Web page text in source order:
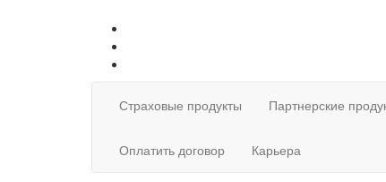
Страховые продукты Партнерские
Оплатить договор Карьера